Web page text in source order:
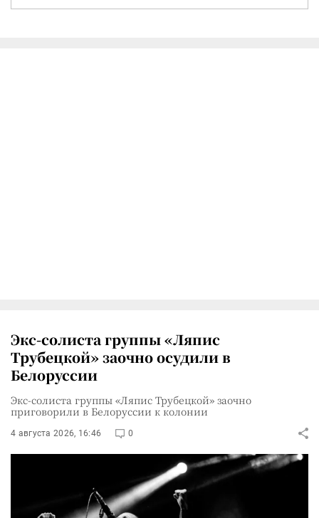
Экс-солиста группы «Ляпис
Трубецкой» заочно осудили в
Белоруссии
Экс-солиста группы «Ляпис Трубецкой» заочно
приговорили в Белоруссии к колонии
4 августа 2026, 16:46 0